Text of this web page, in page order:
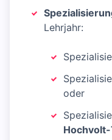
Lehrjahr:
oder